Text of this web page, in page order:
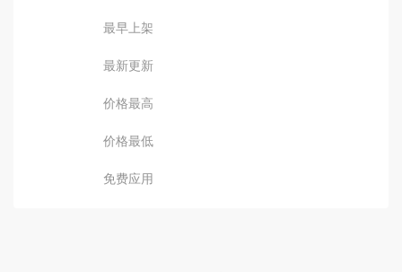
最早上架
最新更新
价格最高
价格最低
免费应用